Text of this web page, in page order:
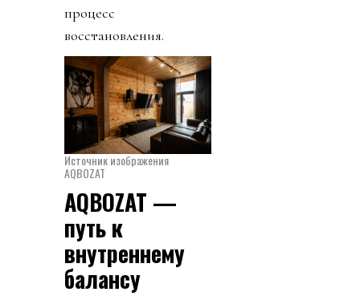
процесс
восстановления.
Источник изображения
AQBOZAT
AQBOZAT —
путь к
внутреннему
балансу